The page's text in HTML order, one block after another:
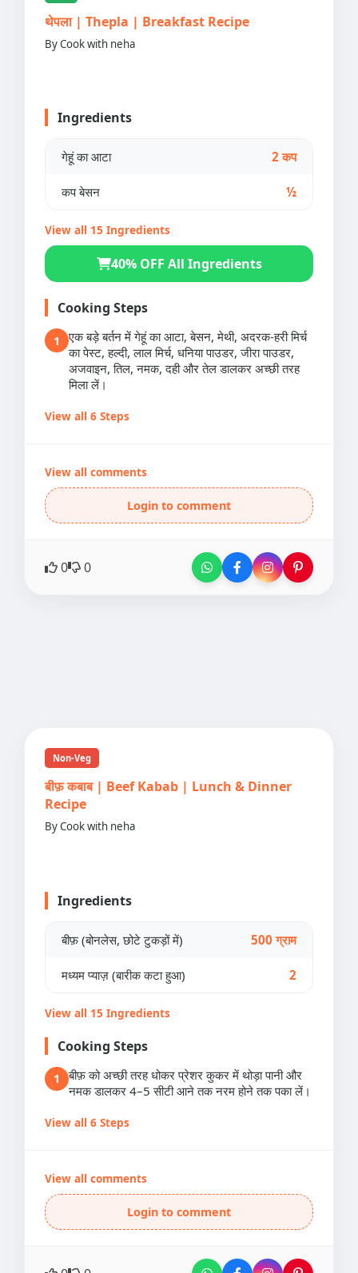
थेपला | Thepla | Breakfast Recipe
By Cook with neha
Ingredients
गेहूं का आटा 2 कप
कप बेसन ½
View all 15 Ingredients
40% OFF All Ingredients
Cooking Steps
1
एक बड़े बर्तन में गेहूं का आटा, बेसन, मेथी, अदरक-हरी मिर्च
का पेस्ट, हल्दी, लाल मिर्च, धनिया पाउडर, जीरा पाउडर,
अजवाइन, तिल, नमक, दही और तेल डालकर अच्छी तरह
मिला लें।
View all 6 Steps
View all comments
Login to comment
0 0
Non-Veg
बीफ़ कबाब | Beef Kabab | Lunch & Dinner
Recipe
By Cook with neha
Ingredients
बीफ़ (बोनलेस, छोटे टुकड़ों में) 500 ग्राम
मध्यम प्याज़ (बारीक कटा हुआ) 2
View all 15 Ingredients
Cooking Steps
1
बीफ़ को अच्छी तरह धोकर प्रेशर कुकर में थोड़ा पानी और
नमक डालकर 4–5 सीटी आने तक नरम होने तक पका लें।
View all 6 Steps
View all comments
Login to comment